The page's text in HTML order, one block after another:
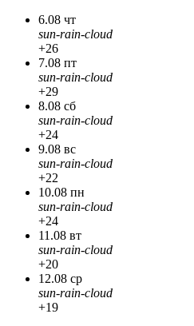
6.08 чт
sun-rain-cloud
+26
7.08 пт
sun-rain-cloud
+29
8.08 сб
sun-rain-cloud
+24
9.08 вс
sun-rain-cloud
+22
10.08 пн
sun-rain-cloud
+24
11.08 вт
sun-rain-cloud
+20
12.08 ср
sun-rain-cloud
+19